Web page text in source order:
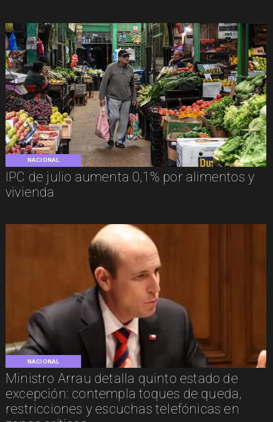
NACIONAL
IPC de julio aumenta 0,1% por alimentos y
vivienda
NACIONAL
Ministro Arrau detalla quinto estado de
excepción: contempla toques de queda,
restricciones y escuchas telefónicas en